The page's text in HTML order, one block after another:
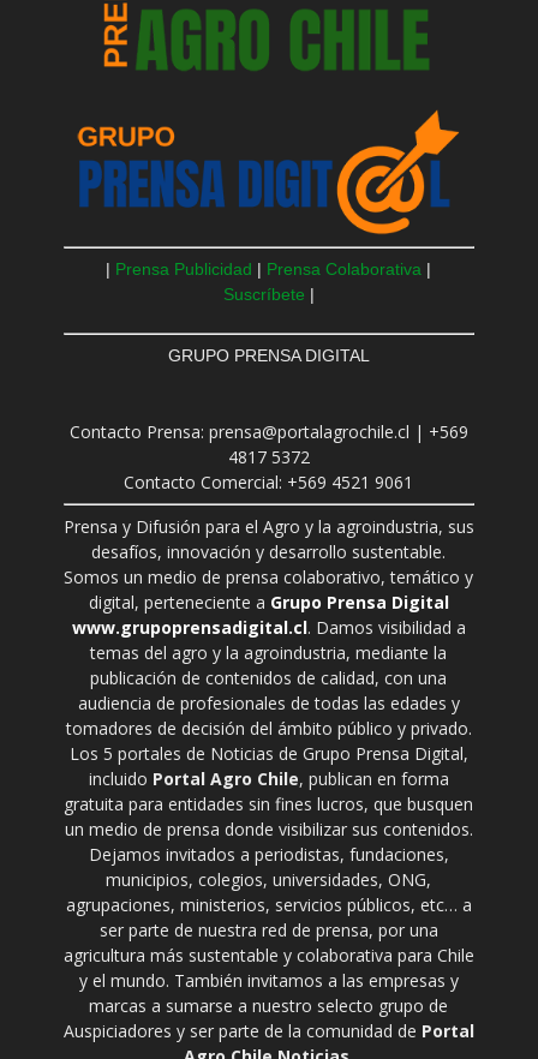
| Prensa Publicidad | Prensa Colaborativa |
Suscríbete |
GRUPO PRENSA DIGITAL
Contacto Prensa: prensa@portalagrochile.cl | +569
4817 5372
Contacto Comercial: +569 4521 9061
Prensa y Difusión para el Agro y la agroindustria, sus
desafíos, innovación y desarrollo sustentable.
Somos un medio de prensa colaborativo, temático y
digital, perteneciente a Grupo Prensa Digital
www.grupoprensadigital.cl. Damos visibilidad a
temas del agro y la agroindustria, mediante la
publicación de contenidos de calidad, con una
audiencia de profesionales de todas las edades y
tomadores de decisión del ámbito público y privado.
Los 5 portales de Noticias de Grupo Prensa Digital,
incluido Portal Agro Chile, publican en forma
gratuita para entidades sin fines lucros, que busquen
un medio de prensa donde visibilizar sus contenidos.
Dejamos invitados a periodistas, fundaciones,
municipios, colegios, universidades, ONG,
agrupaciones, ministerios, servicios públicos, etc… a
ser parte de nuestra red de prensa, por una
agricultura más sustentable y colaborativa para Chile
y el mundo. También invitamos a las empresas y
marcas a sumarse a nuestro selecto grupo de
Auspiciadores y ser parte de la comunidad de Portal